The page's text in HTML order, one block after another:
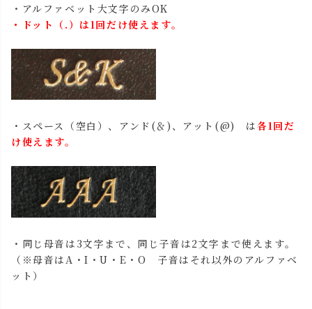
・アルファベット大文字のみOK
・ドット（.）は1回だけ使えます。
・スペース（空白）、アンド(＆)、アット(@) は各1回だ
け使えます。
・同じ母音は3文字まで、同じ子音は2文字まで使えます。
（※母音はA・I・U・E・O 子音はそれ以外のアルファベ
ット）